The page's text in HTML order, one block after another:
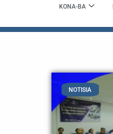
KONA-BA
NOTISIA